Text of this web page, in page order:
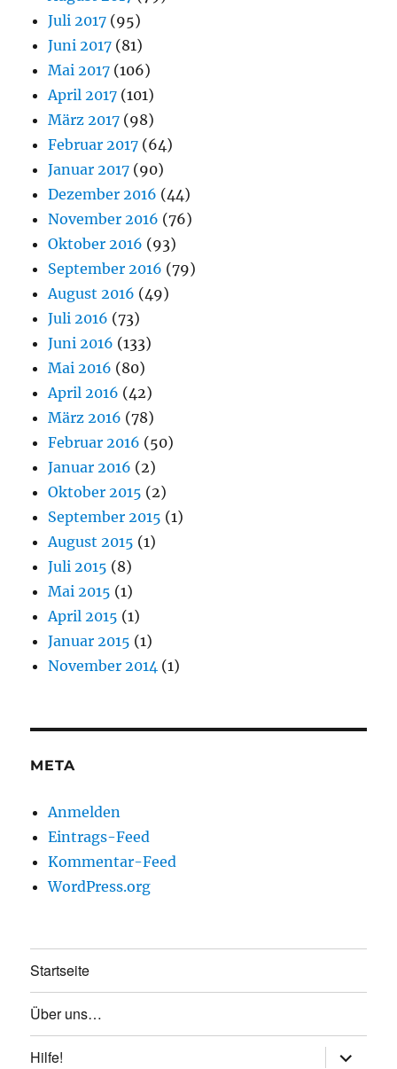
Juli 2017 (95)
Juni 2017 (81)
Mai 2017 (106)
April 2017 (101)
März 2017 (98)
Februar 2017 (64)
Januar 2017 (90)
Dezember 2016 (44)
November 2016 (76)
Oktober 2016 (93)
September 2016 (79)
August 2016 (49)
Juli 2016 (73)
Juni 2016 (133)
Mai 2016 (80)
April 2016 (42)
März 2016 (78)
Februar 2016 (50)
Januar 2016 (2)
Oktober 2015 (2)
September 2015 (1)
August 2015 (1)
Juli 2015 (8)
Mai 2015 (1)
April 2015 (1)
Januar 2015 (1)
November 2014 (1)
META
Anmelden
Eintrags-Feed
Kommentar-Feed
WordPress.org
Startseite
Über uns…
Hilfe!